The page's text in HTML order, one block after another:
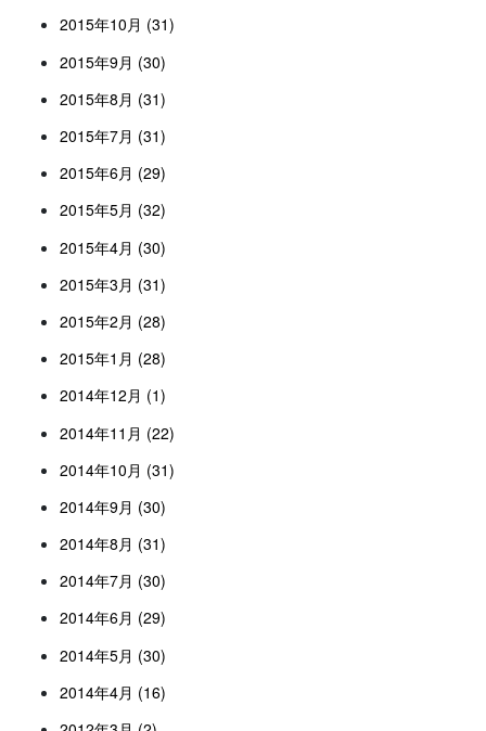
2015年10月 (31)
2015年9月 (30)
2015年8月 (31)
2015年7月 (31)
2015年6月 (29)
2015年5月 (32)
2015年4月 (30)
2015年3月 (31)
2015年2月 (28)
2015年1月 (28)
2014年12月 (1)
2014年11月 (22)
2014年10月 (31)
2014年9月 (30)
2014年8月 (31)
2014年7月 (30)
2014年6月 (29)
2014年5月 (30)
2014年4月 (16)